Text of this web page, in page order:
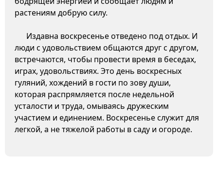
растениям добрую силу.
Издавна воскресенье отведено под отдых. И
люди с удовольствием общаются друг с другом,
встречаются, чтобы провести время в беседах,
играх, удовольствиях. Это день воскресных
гуляний, хождений в гости по зову души,
которая распрямляется после недельной
усталости и труда, омываясь дружеским
участием и единением. Воскресенье служит для
легкой, а не тяжелой работы в саду и огороде.